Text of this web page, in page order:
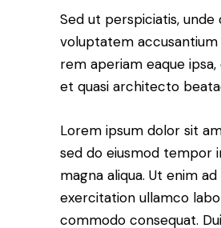
Sed ut perspiciatis,
voluptatem
rem aperiam eaque
et quasi architecto
Lorem ipsum dolor sit
sed do eiusmod tempor
magna aliqua. Ut enim
exercitation ullamco
commodo consequat.